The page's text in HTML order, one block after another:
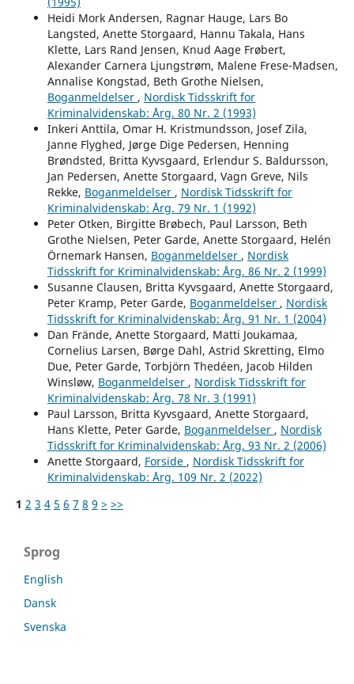
Heidi Mork Andersen, Ragnar Hauge, Lars Bo
Langsted, Anette Storgaard, Hannu Takala, Hans
Klette, Lars Rand Jensen, Knud Aage Frøbert,
Alexander Carnera Ljungstrøm, Malene Frese-Madsen,
Annalise Kongstad, Beth Grothe Nielsen,
Boganmeldelser , Nordisk Tidsskrift for
Kriminalvidenskab: Årg. 80 Nr. 2 (1993)
Inkeri Anttila, Omar H. Kristmundsson, Josef Zila,
Janne Flyghed, Jørge Dige Pedersen, Henning
Brøndsted, Britta Kyvsgaard, Erlendur S. Baldursson,
Jan Pedersen, Anette Storgaard, Vagn Greve, Nils
Rekke, Boganmeldelser , Nordisk Tidsskrift for
Kriminalvidenskab: Årg. 79 Nr. 1 (1992)
Peter Otken, Birgitte Brøbech, Paul Larsson, Beth
Grothe Nielsen, Peter Garde, Anette Storgaard, Helén
Örnemark Hansen, Boganmeldelser , Nordisk
Tidsskrift for Kriminalvidenskab: Årg. 86 Nr. 2 (1999)
Susanne Clausen, Britta Kyvsgaard, Anette Storgaard,
Peter Kramp, Peter Garde, Boganmeldelser , Nordisk
Tidsskrift for Kriminalvidenskab: Årg. 91 Nr. 1 (2004)
Dan Frände, Anette Storgaard, Matti Joukamaa,
Cornelius Larsen, Børge Dahl, Astrid Skretting, Elmo
Due, Peter Garde, Torbjörn Thedéen, Jacob Hilden
Winsløw, Boganmeldelser , Nordisk Tidsskrift for
Kriminalvidenskab: Årg. 78 Nr. 3 (1991)
Paul Larsson, Britta Kyvsgaard, Anette Storgaard,
Hans Klette, Peter Garde, Boganmeldelser , Nordisk
Tidsskrift for Kriminalvidenskab: Årg. 93 Nr. 2 (2006)
Anette Storgaard, Forside , Nordisk Tidsskrift for
Kriminalvidenskab: Årg. 109 Nr. 2 (2022)
1 2 3 4 5 6 7 8 9 > >>
Sprog
English
Dansk
Svenska